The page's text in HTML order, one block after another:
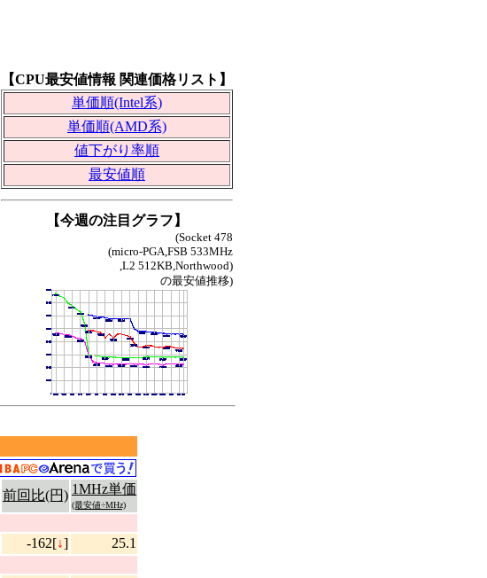
【CPU最安値情報 関連価格リスト】
単価順(Intel系)
単価順(AMD系)
値下がり率順
最安値順
【今週の注目グラフ】
(Socket 478
(micro-PGA,FSB 533MHz
,L2 512KB,Northwood)
の最安値推移)
前回比(円) 1MHz単価
(最安値÷MHz)
-162[↓]
25.1